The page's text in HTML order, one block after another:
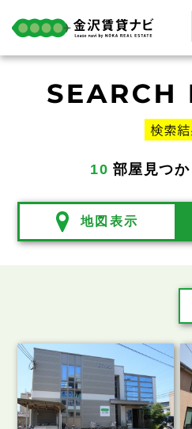
10 部屋見つか
地図表示